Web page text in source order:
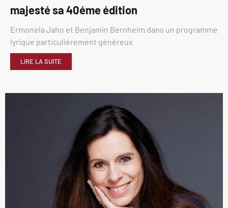
majesté sa 40éme édition
Ermonela Jaho et Benjamin Bernheim dans un programme
lyrique particulièrement généreux
LIRE LA SUITE